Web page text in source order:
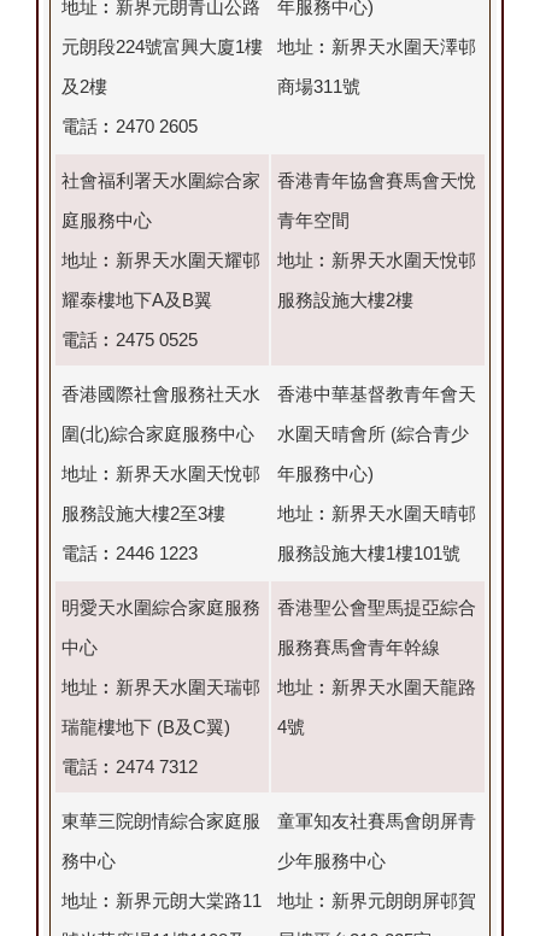
地址︰新界元朗青山公路
元朗段224號富興大廈1樓
及2樓
電話︰2470 2605
年服務中心)
地址︰新界天水圍天澤邨
商場311號
社會福利署天水圍綜合家
庭服務中心
地址︰新界天水圍天耀邨
耀泰樓地下A及B翼
電話︰2475 0525
香港青年協會賽馬會天悅
青年空間
地址︰新界天水圍天悅邨
服務設施大樓2樓
香港國際社會服務社天水
圍(北)綜合家庭服務中心
地址︰新界天水圍天悅邨
服務設施大樓2至3樓
電話︰2446 1223
香港中華基督教青年會天
水圍天晴會所 (綜合青少
年服務中心)
地址︰新界天水圍天晴邨
服務設施大樓1樓101號
明愛天水圍綜合家庭服務
中心
地址︰新界天水圍天瑞邨
瑞龍樓地下 (B及C翼)
電話︰2474 7312
香港聖公會聖馬提亞綜合
服務賽馬會青年幹線
地址︰新界天水圍天龍路
4號
東華三院朗情綜合家庭服
務中心
地址︰新界元朗大棠路11
童軍知友社賽馬會朗屏青
少年服務中心
地址︰新界元朗朗屏邨賀